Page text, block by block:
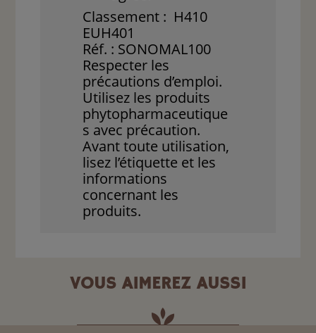
Classement : H410
EUH401
Réf. : SONOMAL100
Respecter les
précautions d’emploi.
Utilisez les produits
phytopharmaceutique
s avec précaution.
Avant toute utilisation,
lisez l’étiquette et les
informations
concernant les
produits.
VOUS AIMEREZ AUSSI